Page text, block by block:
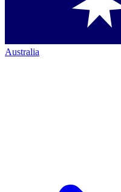
Australia